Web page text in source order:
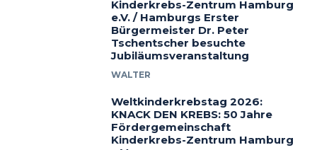
Kinderkrebs-Zentrum Hamburg
e.V. / Hamburgs Erster
Bürgermeister Dr. Peter
Tschentscher besuchte
Jubiläumsveranstaltung
WALTER
Weltkinderkrebstag 2026:
KNACK DEN KREBS: 50 Jahre
Fördergemeinschaft
Kinderkrebs-Zentrum Hamburg